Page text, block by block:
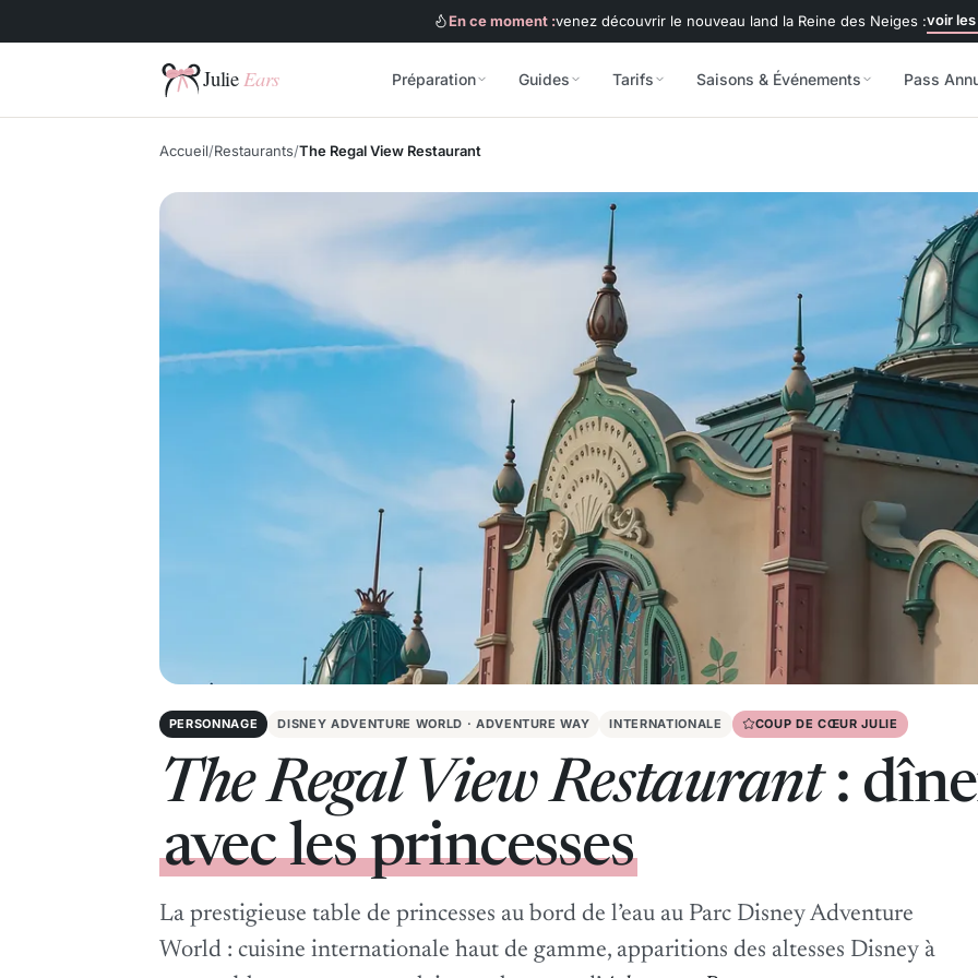
En ce moment :venez découvrir le nouveau land la Reine des Neiges :voir
Julie Ears
Préparation Guides Tarifs Saisons & Événements Pass
Accueil Restaurants The Regal View Restaurant
PERSONNAGE DISNEY ADVENTURE WORLD · ADVENTURE WAY INTERNATIONALE COUP DE CŒUR JULIE
The Regal View Restaurant:
avec les princesses
La prestigieuse table de princesses au bord de l’eau au Parc Disney Adventure
World : cuisine internationale haut de gamme, apparitions des altesses Disney à